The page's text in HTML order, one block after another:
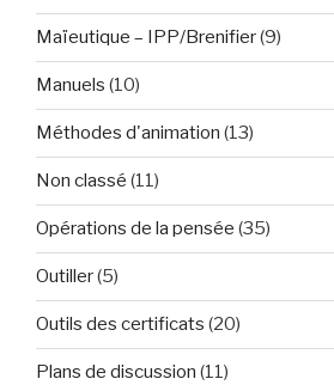
Maïeutique – IPP/Brenifier(9)
Manuels (10)
Méthodes d'animation (13)
Non classé (11)
Opérations de la pensée (35)
Outiller(5)
Outils des certificats (20)
Plans de discussion (11)